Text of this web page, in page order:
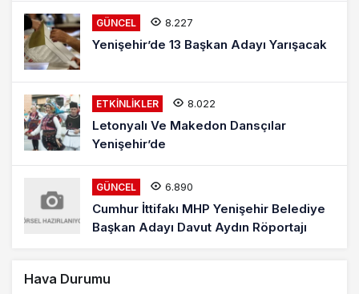
GÜNCEL 8.227
Yenişehir’de 13 Başkan Adayı Yarışacak
ETKINLIKLER 8.022
Letonyalı Ve Makedon Dansçılar
Yenişehir’de
GÜNCEL 6.890
Cumhur İttifakı MHP Yenişehir Belediye
Başkan Adayı Davut Aydın Röportajı
Hava Durumu